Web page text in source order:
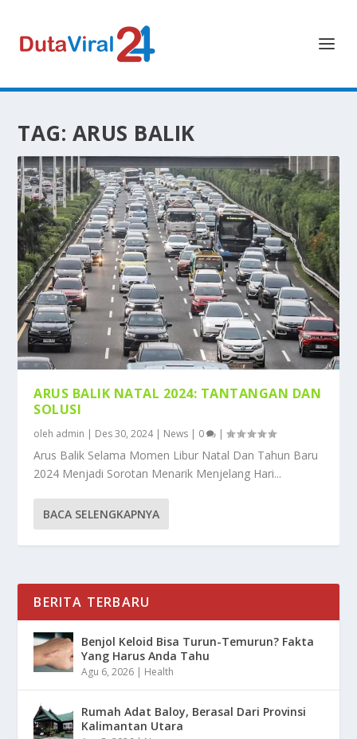
TAG: ARUS BALIK
ARUS BALIK NATAL 2024: TANTANGAN DAN
SOLUSI
oleh admin | Des 30, 2024| News | 0 |
Arus Balik Selama Momen Libur Natal Dan Tahun Baru
2024 Menjadi Sorotan Menarik Menjelang Hari...
BACA SELENGKAPNYA
BERITA TERBARU
Benjol Keloid Bisa Turun-Temurun? Fakta
Yang Harus Anda Tahu
Agu 6, 2026 | Health
Rumah Adat Baloy, Berasal Dari Provinsi
Kalimantan Utara